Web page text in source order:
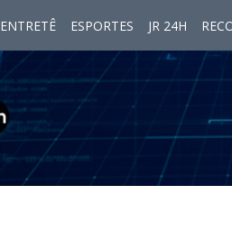
ENTRETÊ ESPORTES JR 24H